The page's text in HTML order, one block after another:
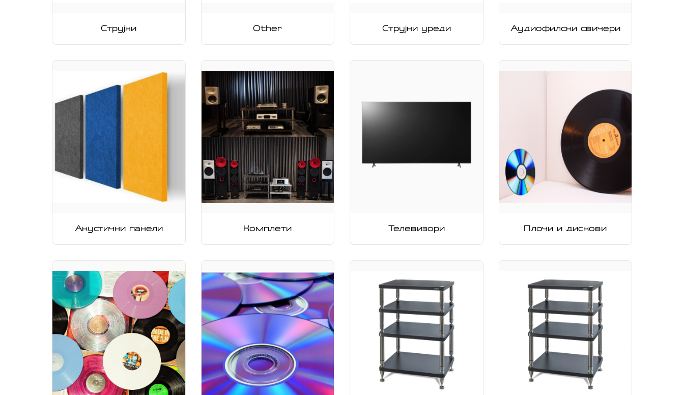
Струјни Other Струјни уреди Аудиофилски свичери
Акустични панели Комплети Телевизори Плочи и дискови